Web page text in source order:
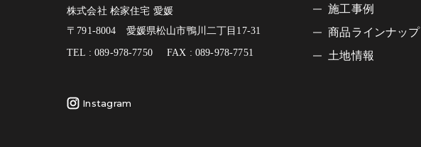
施工事例
商品ラインナップ
土地情報
株式会社 桧家住宅 愛媛
〒791-8004 愛媛県松山市鴨川二丁目17-31
TEL : 089-978-7750 FAX : 089-978-7751
Instagram